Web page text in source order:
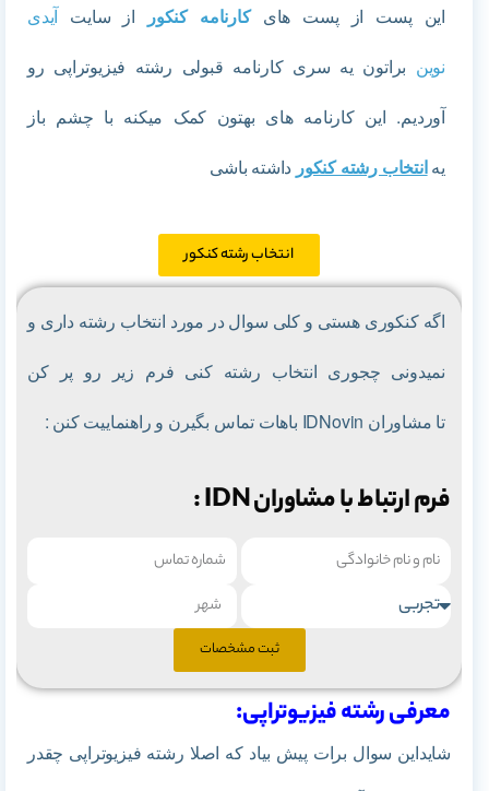
این پست از پست هایکارنامه کنکور از سایتآیدی
نوین براتون یه سری کارنامه قبولی رشته فیزیوتراپی رو
آوردیم. این کارنامه های بهتون کمک میکنه با چشم باز
یهانتخاب رشته کنکور داشته باشی
انتخاب رشته کنکور
اگه کنکوری هستی و کلی سوال در مورد انتخاب رشته داری و
نمیدونی چجوری انتخاب رشته کنی فرم زیر رو پر کن
تا مشاوران IDNovin باهات تماس بگیرن و راهنماییت کنن :
فرم ارتباط با مشاوران IDN :
ثبت مشخصات
معرفی رشته فیزیوتراپی:
شایداین سوال برات پیش بیاد که اصلا رشته فیزیوتراپی چقدر